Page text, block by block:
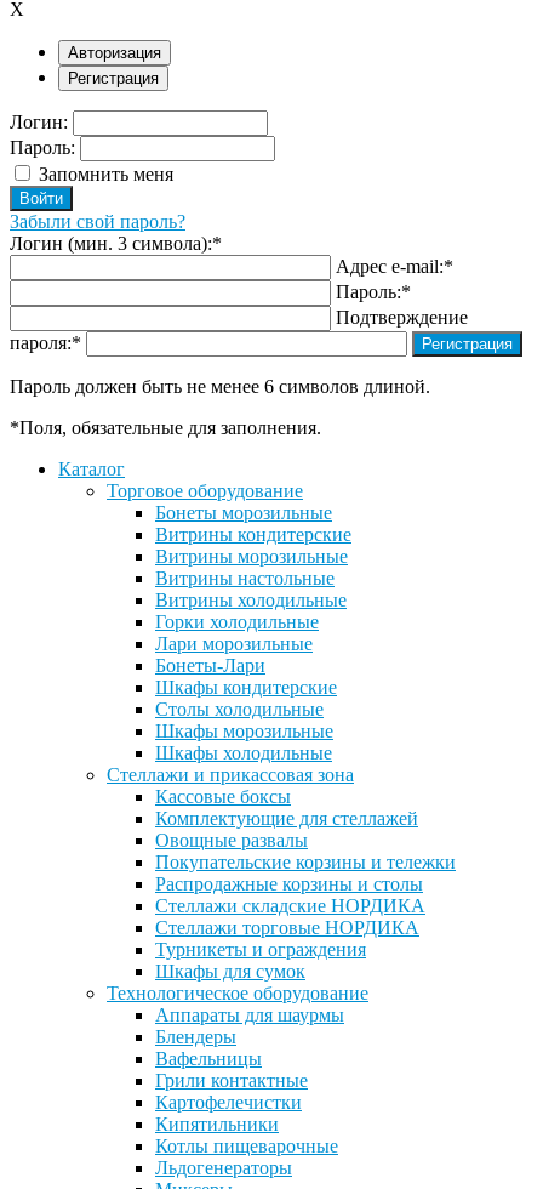
X
Авторизация
Регистрация
Логин:
Пароль:
Запомнить меня
Забыли свой пароль?
Логин (мин. 3 символа):*
Адрес e-mail:*
Пароль:*
Подтверждение
пароля:*
Пароль должен быть не менее 6 символов длиной.
*Поля, обязательные для заполнения.
Каталог
Торговое оборудование
Бонеты морозильные
Витрины кондитерские
Витрины морозильные
Витрины настольные
Витрины холодильные
Горки холодильные
Лари морозильные
Бонеты-Лари
Шкафы кондитерские
Столы холодильные
Шкафы морозильные
Шкафы холодильные
Стеллажи и прикассовая зона
Кассовые боксы
Комплектующие для стеллажей
Овощные развалы
Покупательские корзины и тележки
Распродажные корзины и столы
Стеллажи складские НОРДИКА
Стеллажи торговые НОРДИКА
Турникеты и ограждения
Шкафы для сумок
Технологическое оборудование
Аппараты для шаурмы
Блендеры
Вафельницы
Грили контактные
Картофелечистки
Кипятильники
Котлы пищеварочные
Льдогенераторы